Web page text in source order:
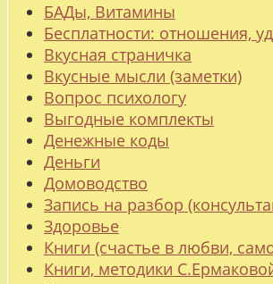
БАДы, Витамины
Бесплатности: отношения,
Вкусная страничка
Вкусные мысли (заметки)
Вопрос психологу
Выгодные комплекты
Денежные коды
Деньги
Домоводство
Запись на разбор
Здоровье
Книги (счастье в любви,
Книги, методики